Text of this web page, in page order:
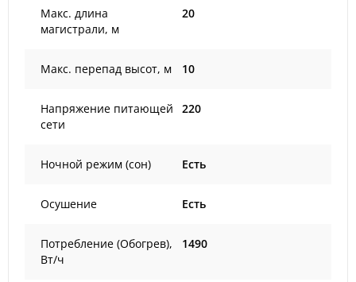
Макс. длина
магистрали, м
20
Макс. перепад высот, м 10
Напряжение питающей
сети
220
Ночной режим (сон) Есть
Осушение Есть
Потребление (Обогрев),
Вт/ч
1490